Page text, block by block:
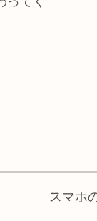
スマホ